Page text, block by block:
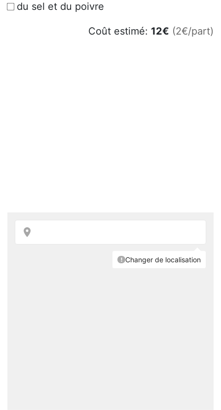
du sel et du poivre
Coût estimé: 12€ (2€/part)